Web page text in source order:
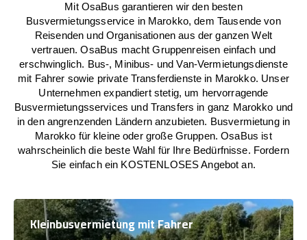
Mit OsaBus garantieren wir den besten
Busvermietungsservice in Marokko, dem Tausende von
Reisenden und Organisationen aus der ganzen Welt
vertrauen. OsaBus macht Gruppenreisen einfach und
erschwinglich. Bus-, Minibus- und Van-Vermietungsdienste
mit Fahrer sowie private Transferdienste in Marokko. Unser
Unternehmen expandiert stetig, um hervorragende
Busvermietungsservices und Transfers in ganz Marokko und
in den angrenzenden Ländern anzubieten. Busvermietung in
Marokko für kleine oder große Gruppen. OsaBus ist
wahrscheinlich die beste Wahl für Ihre Bedürfnisse. Fordern
Sie einfach ein KOSTENLOSES Angebot an.
Kleinbusvermietung mit Fahrer